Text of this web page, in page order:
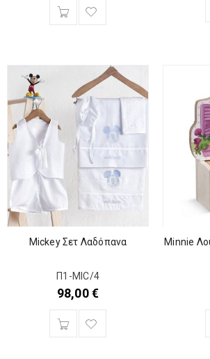
Mickey Σετ Λαδόπανα
Π1-ΜΙC/4
98,00€
Minnie